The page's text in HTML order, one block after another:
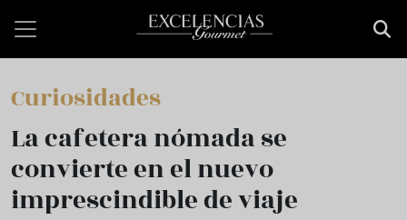
Curiosidades
La cafetera nómada se
convierte en el nuevo
imprescindible de viaje